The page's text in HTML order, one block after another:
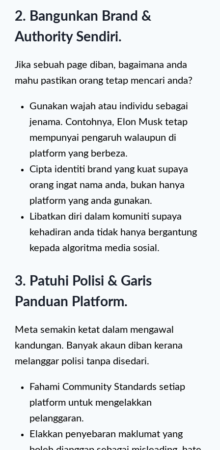
2. Bangunkan Brand &
Authority Sendiri.
Jika sebuah page diban, bagaimana anda
mahu pastikan orang tetap mencari anda?
Gunakan wajah atau individu sebagai
jenama. Contohnya, Elon Musk tetap
mempunyai pengaruh walaupun di
platform yang berbeza.
Cipta identiti brand yang kuat supaya
orang ingat nama anda, bukan hanya
platform yang anda gunakan.
Libatkan diri dalam komuniti supaya
kehadiran anda tidak hanya bergantung
kepada algoritma media sosial.
3. Patuhi Polisi & Garis
Panduan Platform.
Meta semakin ketat dalam mengawal
kandungan. Banyak akaun diban kerana
melanggar polisi tanpa disedari.
Fahami Community Standards setiap
platform untuk mengelakkan
pelanggaran.
Elakkan penyebaran maklumat yang